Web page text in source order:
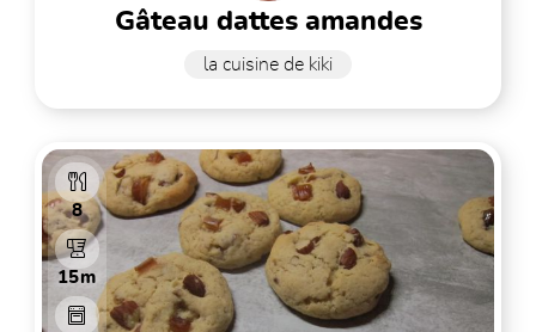
gâteau dattes amandes
la cuisine de kiki
8
15m